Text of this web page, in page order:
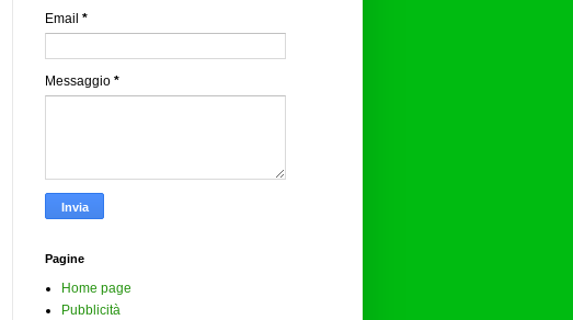
Email *
Messaggio *
Pagine
Home page
Pubblicità